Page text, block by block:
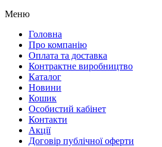
Меню
Головна
Про компанію
Оплата та доставка
Контрактне виробництво
Каталог
Новини
Кошик
Особистий кабінет
Контакти
Акції
Договір публічної оферти